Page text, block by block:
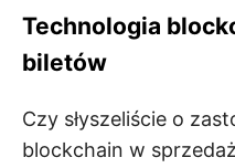
Technologia
biletów
Czy słyszeliście o
blockchain w